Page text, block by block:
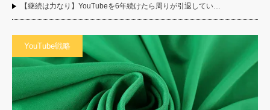
【継続は力なり】YouTubeを6年続けたら周りが引退してい…
YouTube戦略